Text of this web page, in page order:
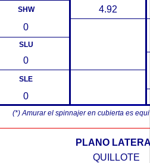
SHW
4.92
0
SLU
0
SLE
0
(*) Amurar el spinnajer en cubierta es
PLANO
QUILLOTE